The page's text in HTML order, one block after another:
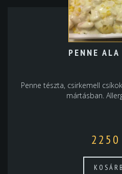
PENNE ALA
Penne tészta, csirkemell
mártásban.
2250